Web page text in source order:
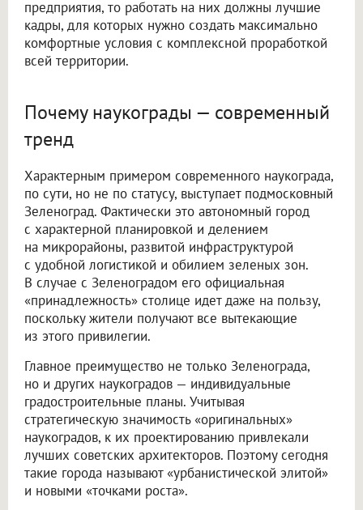
предприятия, то работать на них должны лучшие
кадры, для которых нужно создать максимально
комфортные условия с комплексной проработкой
всей территории.
Почему наукограды — современный
тренд
Характерным примером современного наукограда,
по сути, но не по статусу, выступает подмосковный
Зеленоград. Фактически это автономный город
с характерной планировкой и делением
на микрорайоны, развитой инфраструктурой
с удобной логистикой и обилием зеленых зон.
В случае с Зеленоградом его официальная
«принадлежность» столице идет даже на пользу,
поскольку жители получают все вытекающие
из этого привилегии.
Главное преимущество не только Зеленограда,
но и других наукоградов — индивидуальные
градостроительные планы. Учитывая
стратегическую значимость «оригинальных»
наукоградов, к их проектированию привлекали
лучших советских архитекторов. Поэтому сегодня
такие города называют «урбанистической элитой»
и новыми «точками роста».